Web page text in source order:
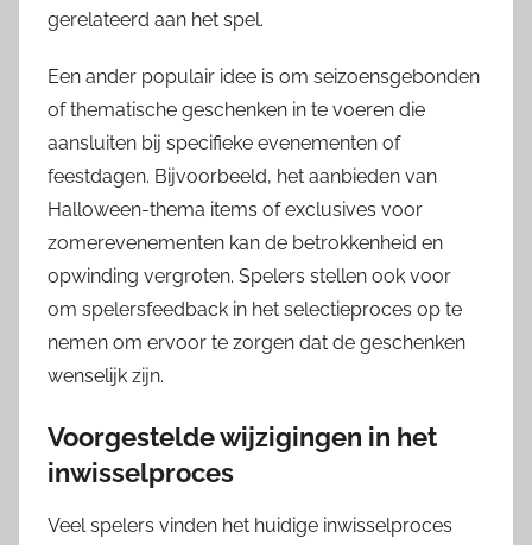
gerelateerd aan het spel.
Een ander populair idee is om seizoensgebonden
of thematische geschenken in te voeren die
aansluiten bij specifieke evenementen of
feestdagen. Bijvoorbeeld, het aanbieden van
Halloween-thema items of exclusives voor
zomerevenementen kan de betrokkenheid en
opwinding vergroten. Spelers stellen ook voor
om spelersfeedback in het selectieproces op te
nemen om ervoor te zorgen dat de geschenken
wenselijk zijn.
Voorgestelde wijzigingen in het
inwisselproces
Veel spelers vinden het huidige inwisselproces